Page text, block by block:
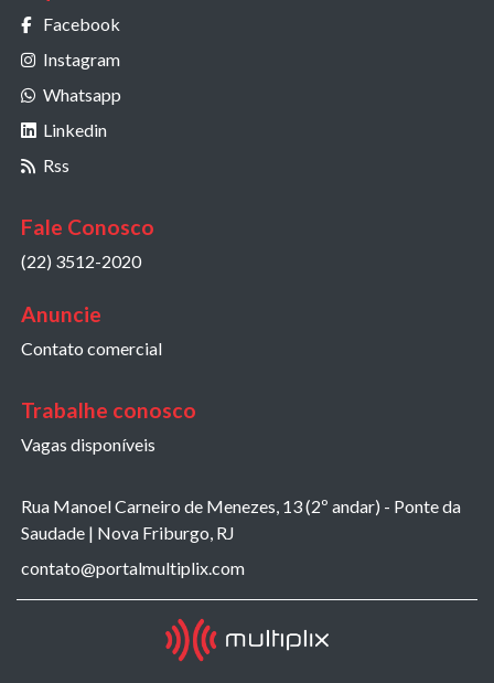
Facebook
Instagram
Whatsapp
Linkedin
Rss
Fale Conosco
(22) 3512-2020
Anuncie
Contato comercial
Trabalhe conosco
Vagas disponíveis
Rua Manoel Carneiro de Menezes, 13 (2º andar) - Ponte da
Saudade | Nova Friburgo, RJ
contato@portalmultiplix.com